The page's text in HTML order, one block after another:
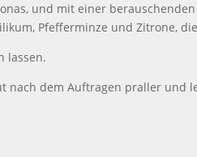
und mit einer
Pfefferminze und Zitrone,
lassen.
nach dem Auftragen praller und